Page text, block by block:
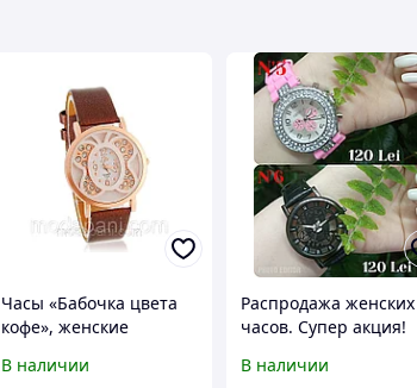
Часы «Бабочка цвета
кофе», женские
часы
В наличии
Распродажа женских
часов. Супер акция!
В наличии